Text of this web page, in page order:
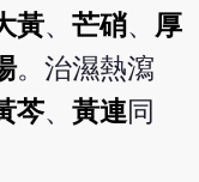
黃、芒硝、 厚
。治濕熱瀉
芩、黃連同